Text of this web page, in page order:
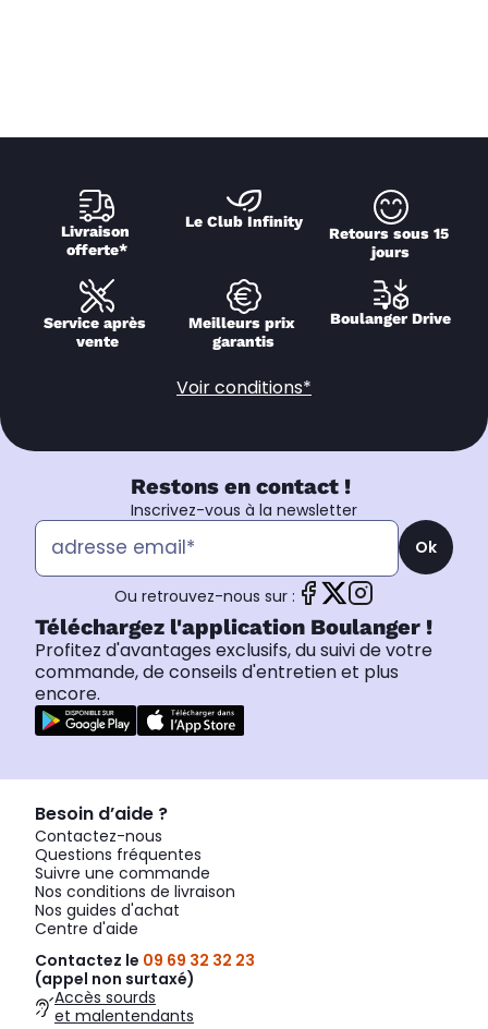
Livraison
offerte*
Le Club Infinity
Retours sous 15
jours
Service après
vente
Meilleurs prix
garantis
Boulanger Drive
Voir conditions*
Restons en contact !
Inscrivez-vous à la newsletter
Ok
Ou retrouvez-nous sur :
Téléchargez l'application Boulanger !
Profitez d'avantages exclusifs, du suivi de votre
commande, de conseils d'entretien et plus
encore.
Besoin d’aide ?
Contactez-nous
Questions fréquentes
Suivre une commande
Nos conditions de livraison
Nos guides d'achat
Centre d'aide
Contactez le 09 69 32 32 23
(appel non surtaxé)
Accès sourds
et malentendants